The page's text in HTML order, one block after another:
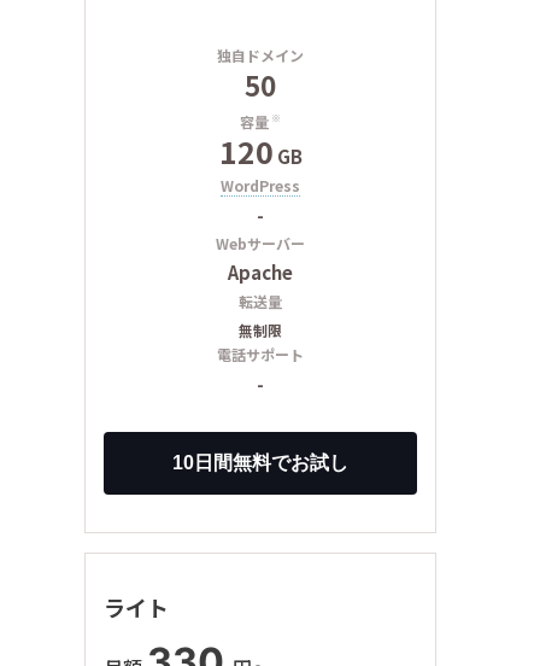
独自ドメイン
50
容量 ※
120 GB
WordPress
-
Webサーバー
Apache
転送量
無制限
電話サポート
-
ライト